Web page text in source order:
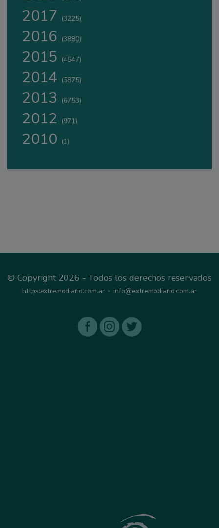
2017 (3225)
2016 (3880)
2015 (4547)
2014 (5875)
2013 (6753)
2012 (971)
2010 (1)
© Copyright 2026 - Todos los derechos reservados
https:extremodiario.com.ar - info@extremodiario.com.ar